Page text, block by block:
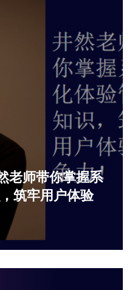
老师带你掌握系
筑牢用户体验